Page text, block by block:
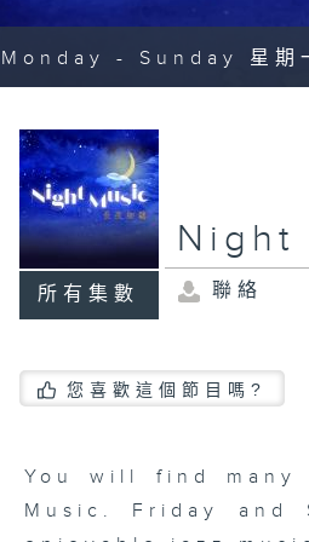
Monday - Sunday 星期
所有集數
Night
聯絡
您喜歡這個節目嗎?
You will find many
Music. Friday